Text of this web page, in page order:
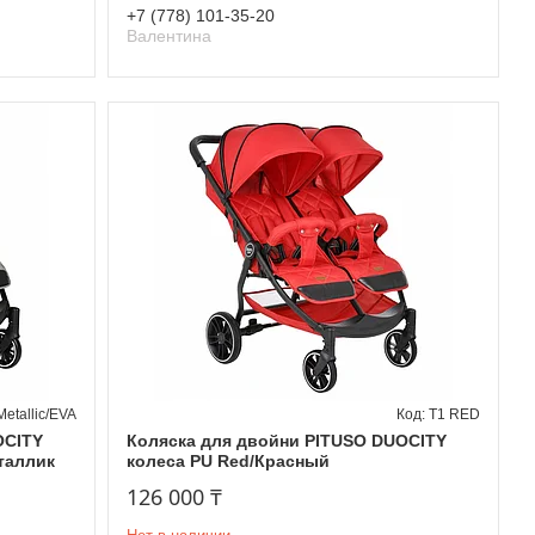
+7 (778) 101-35-20
Валентина
EVA
Коляска для двойни PITUSO DUOCITY
колеса PU Red/Красный
Т1 RED
126 000 ₸